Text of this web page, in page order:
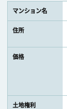
マンション名
住所
価格
土地権利